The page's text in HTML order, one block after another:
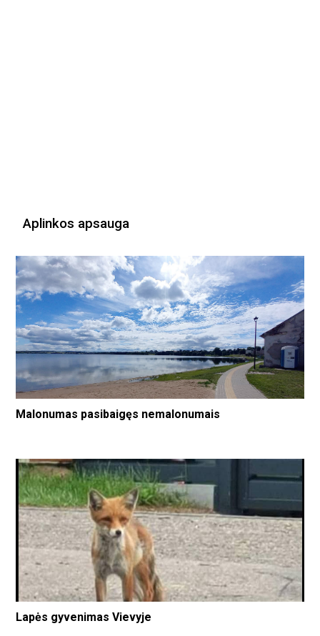
Aplinkos apsauga
Malonumas pasibaigęs nemalonumais
Lapės gyvenimas Vievyje